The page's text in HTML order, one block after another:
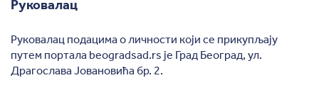
Руковалац
Руковалац подацима о личности који се прикупљају
путем портала beogradsad.rs је Град Београд, ул.
Драгослава Јовановића бр. 2.